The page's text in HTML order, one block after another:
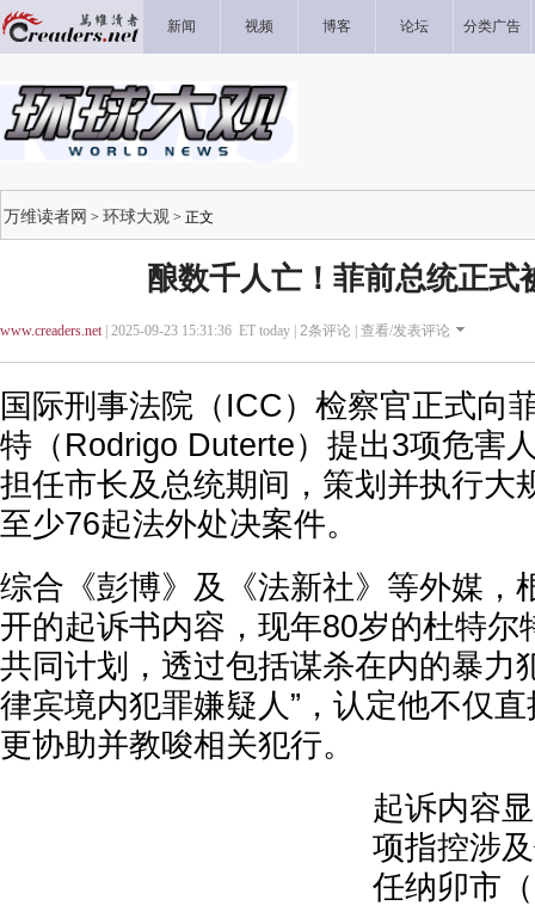
新闻 视频 博客 论坛 分类广告
万维读者网 > 环球大观 > 正文
酿数千人亡！菲前总统正式
www.creaders.net| 2025-09-23 15:31:36 ET today | 2条评论 | 查看/发表评论
国际刑事法院（ICC）检察官正式向
特（Rodrigo Duterte）提出3项危害
担任市长及总统期间，策划并执行大
至少76起法外处决案件。
综合《彭博》及《法新社》等外媒，
开的起诉书内容，现年80岁的杜特尔
共同计划，透过包括谋杀在内的暴力
律宾境内犯罪嫌疑人”，认定他不仅
更协助并教唆相关犯行。
起诉内容
项指控涉
任纳卯市